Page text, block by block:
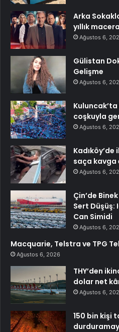
Arka
yıllık
Ağustos 6,
Gülistan
Gelişme
Ağustos 6,
coşkuyla
Ağustos 6,
Kadıköy’de
saça
Ağustos 6,
Çin’de
Sert Düşüş:
Can Simidi
Ağustos 6,
Macquarie, Telstra ve TPG
Ağustos 6, 2026
THY’den
dolar net
Ağustos 6,
150 bin kişi